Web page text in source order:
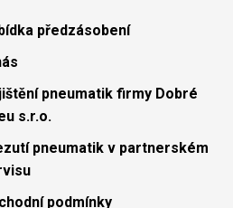
předzásobení
pneumatik firmy Dobré
s.r.o.
pneumatik v partnerském
podmínky